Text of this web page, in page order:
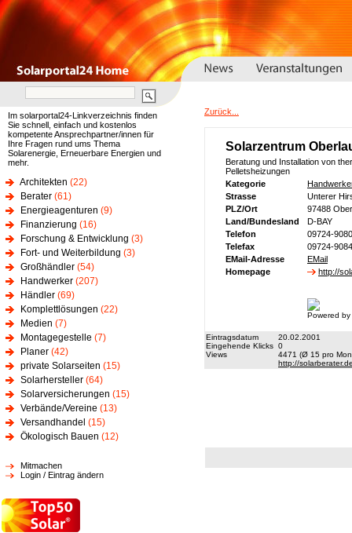
Im solarportal24-Linkverzeichnis finden
Sie schnell, einfach und kostenlos
kompetente Ansprechpartner/innen für
Ihre Fragen rund ums Thema
Solarenergie, Erneuerbare Energien und
mehr.
Architekten (22)
Berater (61)
Energieagenturen (9)
Finanzierung (16)
Forschung & Entwicklung (3)
Fort- und Weiterbildung (3)
Großhändler (54)
Handwerker (207)
Händler (69)
Komplettlösungen (22)
Medien (7)
Montagegestelle (7)
Planer (42)
private Solarseiten (15)
Solarhersteller (64)
Solarversicherungen (15)
Verbände/Vereine (13)
Versandhandel (15)
Ökologisch Bauen (12)
Mitmachen
Login / Eintrag ändern
Zurück...
Solarzentrum
Beratung und Installation von
Pelletsheizungen
Kategorie
Strasse
Unterer
PLZ/Ort
97488
Land/Bundesland
D-BAY
Telefon
09724-
Telefax
09724-
EMail-Adresse
EMail
Homepage
http://
Powered
Eintragsdatum
20.02.2001
Eingehende Klicks 0
Views
4471 (Ø 15 pro
http://